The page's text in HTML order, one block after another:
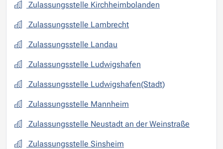
Zulassungsstelle Kirchheimbolanden
Zulassungsstelle Lambrecht
Zulassungsstelle Landau
Zulassungsstelle Ludwigshafen
Zulassungsstelle Ludwigshafen(Stadt)
Zulassungsstelle Mannheim
Zulassungsstelle Neustadt an der Weinstraße
Zulassungsstelle Sinsheim